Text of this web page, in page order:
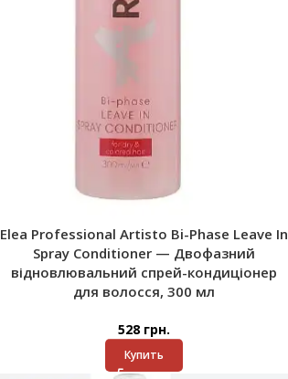
Elea Professional Artisto Bi-Phase Leave In
Spray Conditioner — Двофазний
відновлювальний спрей-кондиціонер
для волосся, 300 мл
528 грн.
Купить